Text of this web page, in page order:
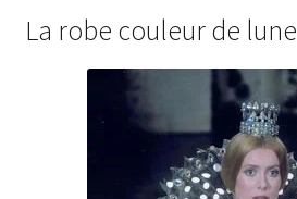
La robe couleur de lune